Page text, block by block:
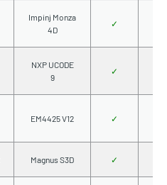
Impinj Monza
4D
✓
NXP UCODE
9
✓
EM4425 V12 ✓
Magnus S3D ✓